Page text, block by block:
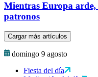
Mientras Europa arde,
patronos
Cargar más artículos
domingo 9 agosto
Fiesta del día